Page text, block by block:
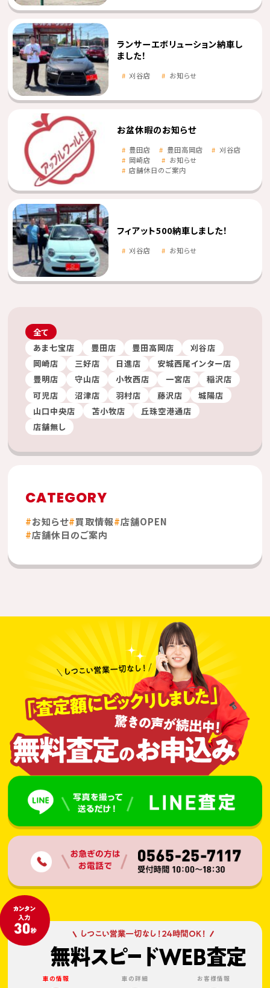
ランサーエボリューション納車し
ました！
刈谷店 お知らせ
お盆休暇のお知らせ
豊田店 豊田高岡店
刈谷店
岡崎店
お知らせ
店舗休日のご案内
フィアット500納車しました！
刈谷店 お知らせ
全て
あま七宝店
豊田店 豊田高岡店
刈谷店
岡崎店
三好店 日進店
安城西尾インター店
豊明店
守山店 小牧西店 一宮店
稲沢店
可児店
沼津店 羽村店 藤沢店
城陽店
山口中央店
苫小牧店
丘珠空港通店
店舗無し
CATEGORY
お知らせ 買取情報 店舗OPEN
店舗休日のご案内
車の情報 車の詳細 お客様情報